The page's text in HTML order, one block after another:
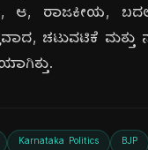
ಆ, ರಾಜಕೀಯ,
ಚಟುವಟಿಕೆ ಮತ್ತು
Karnataka Politics BJP